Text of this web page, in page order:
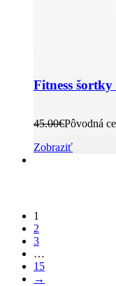
Fitness
45.00€Pôvodná
Zobraziť
1
2
3
…
15
→